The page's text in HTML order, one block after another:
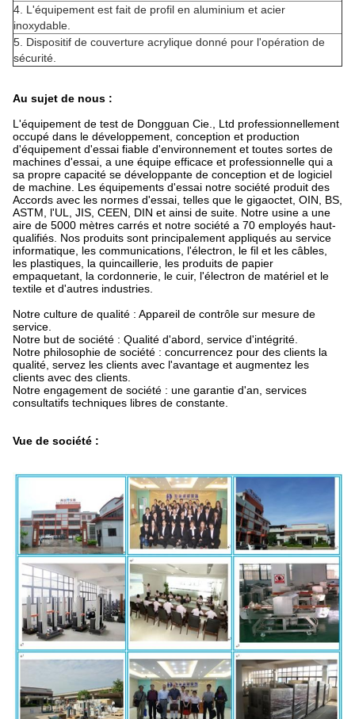
4. L'équipement est fait de profil en aluminium et acier
inoxydable.
5. Dispositif de couverture acrylique donné pour l'opération de
sécurité.
Au sujet de nous :
L'équipement de test de Dongguan Cie., Ltd professionnellement
occupé dans le développement, conception et production
d'équipement d'essai fiable d'environnement et toutes sortes de
machines d'essai, a une équipe efficace et professionnelle qui a
sa propre capacité se développante de conception et de logiciel
de machine. Les équipements d'essai notre société produit des
Accords avec les normes d'essai, telles que le gigaoctet, OIN, BS,
ASTM, l'UL, JIS, CEEN, DIN et ainsi de suite. Notre usine a une
aire de 5000 mètres carrés et notre société a 70 employés haut-
qualifiés. Nos produits sont principalement appliqués au service
informatique, les communications, l'électron, le fil et les câbles,
les plastiques, la quincaillerie, les produits de papier
empaquetant, la cordonnerie, le cuir, l'électron de matériel et le
textile et d'autres industries.
Notre culture de qualité : Appareil de contrôle sur mesure de
service.
Notre but de société : Qualité d'abord, service d'intégrité.
Notre philosophie de société : concurrencez pour des clients la
qualité, servez les clients avec l'avantage et augmentez les
clients avec des clients.
Notre engagement de société : une garantie d'an, services
consultatifs techniques libres de constante.
Vue de société :